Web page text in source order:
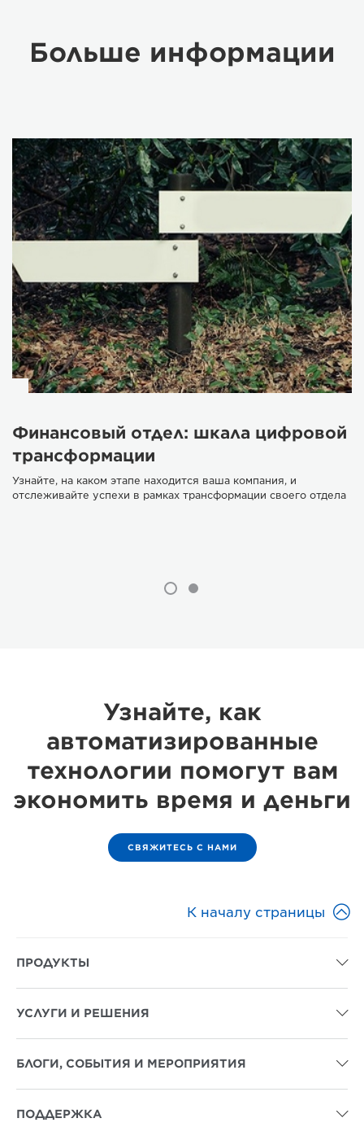
Больше информации
Финансовый отдел: шкала цифровой
трансформации
Узнайте, на каком этапе находится ваша компания, и
отслеживайте успехи в рамках трансформации своего отдела
Узнайте, как
автоматизированные
технологии помогут вам
экономить время и деньги
СВЯЖИТЕСЬ С НАМИ
К началу страницы 
ПРОДУКТЫ 
УСЛУГИ И РЕШЕНИЯ 
БЛОГИ, СОБЫТИЯ И МЕРОПРИЯТИЯ 
ПОДДЕРЖКА 